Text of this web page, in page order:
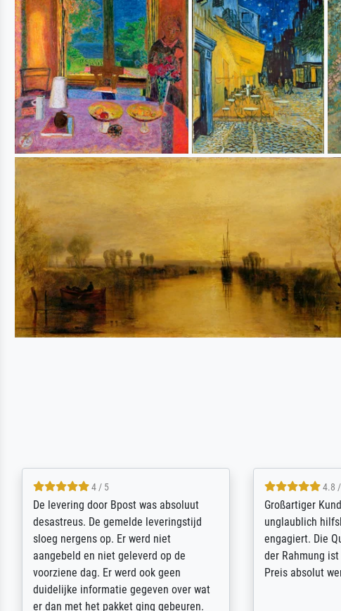
5 / 5
Sehr gute Qualität des Leinwanddrucks
und des Rahmens! Unser Bild wurde
sehr sorgfältig und sicher verpackt, so
dass es unbeschadet bei uns ankam. Es
wird nicht unser letzter Meisterdruck
sein. Vielen Dank!
5 / 5
Für ein
Feldpost meines
Weltkrieg
ausdrucksvolles
Ihnen